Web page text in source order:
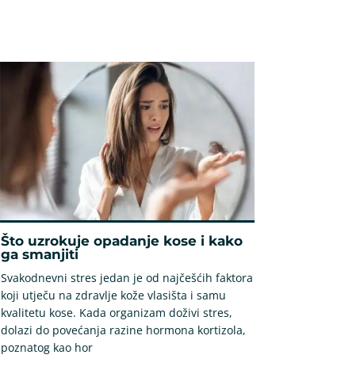
Što uzrokuje opadanje kose i kako
ga smanjiti
Svakodnevni stres jedan je od najčešćih faktora
koji utječu na zdravlje kože vlasišta i samu
kvalitetu kose. Kada organizam doživi stres,
dolazi do povećanja razine hormona kortizola,
poznatog kao hor